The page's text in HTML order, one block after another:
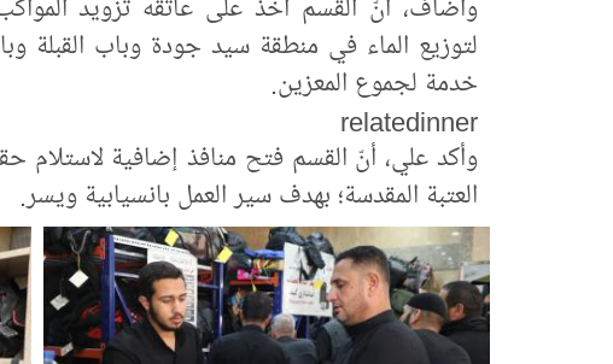
وأضاف، أنّ القسم أخذ على عاتقه تزويد
لتوزيع الماء في منطقة سيد جودة وباب القبلة
خدمة لجموع المعزين.
relatedinner
وأكد علي، أنّ القسم فتح منافذ إضافية لاستلام
العتبة المقدسة؛ بهدف سير العمل بانسيابية ويسر.